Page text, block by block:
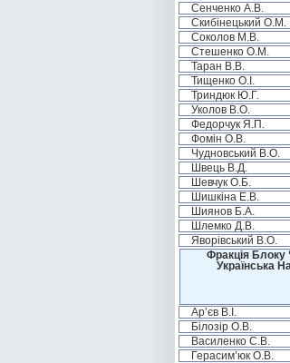
Сенченко А.В.
Скибінецький О.М.
Соколов М.В.
Стешенко О.М.
Таран В.В.
Тищенко О.І.
Триндюк Ю.Г.
Уколов В.О.
Федорчук Я.П.
Фомін О.В.
Чудновський В.О.
Швець В.Д.
Шевчук О.Б.
Шишкіна Е.В.
Шиянов Б.А.
Шлемко Д.В.
Яворівський В.О.
Фракція Блоку
Українська
Ар’єв В.І.
Білозір О.В.
Василенко С.В.
Герасим’юк О.В.